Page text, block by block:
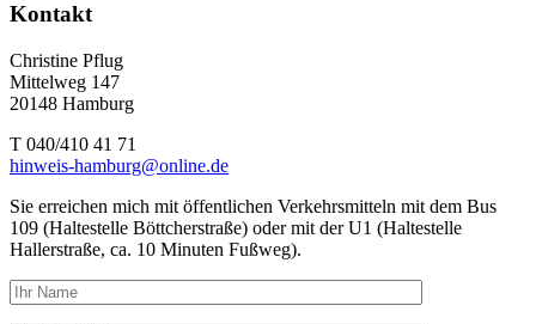
Kontakt
Christine Pflug
Mittelweg 147
20148 Hamburg
T 040/410 41 71
hinweis-hamburg@online.de
Sie erreichen mich mit öffentlichen Verkehrsmitteln mit dem Bus
109 (Haltestelle Böttcherstraße) oder mit der U1 (Haltestelle
Hallerstraße, ca. 10 Minuten Fußweg).